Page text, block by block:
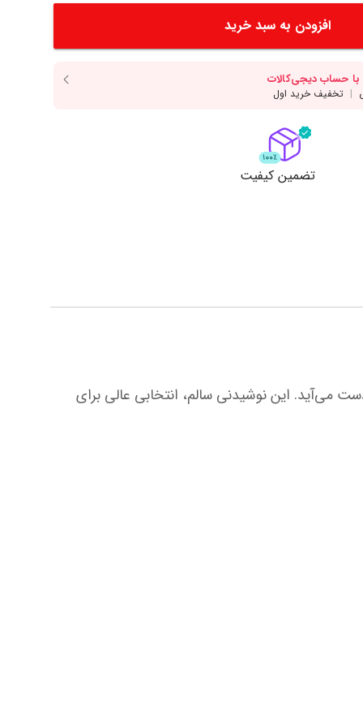
انواع روغن
نمایش همه محصولات
انواع ادویه
نمایش همه محصولات
افزودن به سبد خرید
تضمین کیفیت